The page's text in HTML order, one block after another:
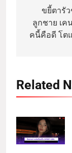
ขยี้ตารั
ลูกชาย เค
คนี้คือดี โต
Related